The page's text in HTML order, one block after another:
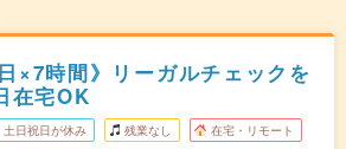
×7時間》リーガルチェックを
在宅OK
土日祝日が休み 残業なし 在宅・リモート